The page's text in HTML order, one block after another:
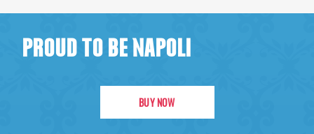
PROUD TO BE NAPOLI
BUY NOW